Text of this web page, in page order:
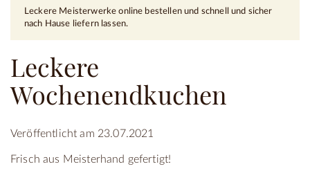
Leckere Meisterwerke online bestellen und schnell und sicher
nach Hause liefern lassen.
Leckere
Wochenendkuchen
Veröffentlicht am 23.07.2021
Frisch aus Meisterhand gefertigt!